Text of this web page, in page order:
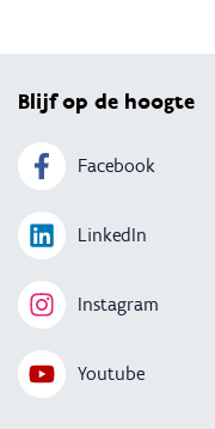
Blijf op de hoogte
Facebook
LinkedIn
Instagram
Youtube